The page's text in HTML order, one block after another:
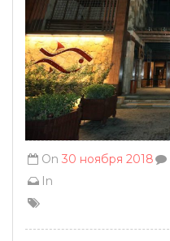
On 30 ноября 2018
In